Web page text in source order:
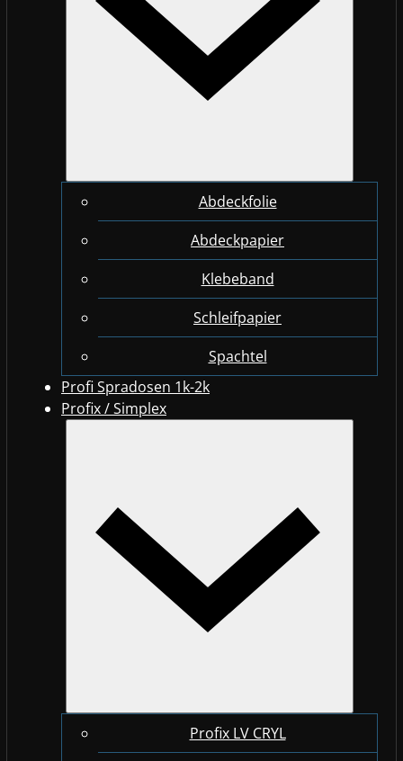
Abdeckfolie
Abdeckpapier
Klebeband
Schleifpapier
Spachtel
Profi Spradosen 1k-2k
Profix / Simplex
Profix LV CRYL